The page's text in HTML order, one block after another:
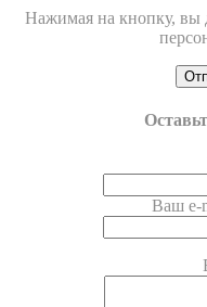
Нажимая на кнопку, вы
Ваш e-